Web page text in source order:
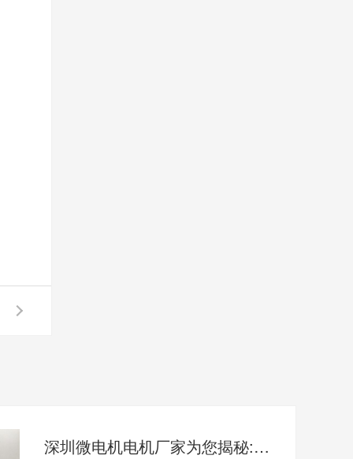
深圳微电机电机厂家为您揭秘:中国微电机企业如何参与国际竞争